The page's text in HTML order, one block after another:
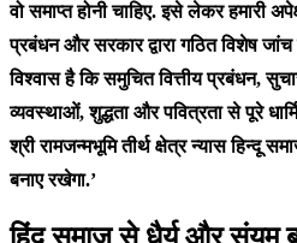
वो समाप्त होनी चाहिए. इसे लेकर हमारी
प्रबंधन और सरकार द्वारा गठित विशेष
विश्वास है कि समुचित वित्तीय प्रबंधन,
व्यवस्थाओं, शुद्धता और पवित्रता से पूरे
श्री रामजन्मभूमि तीर्थ क्षेत्र न्यास हिन्दू
बनाए रखेगा.’